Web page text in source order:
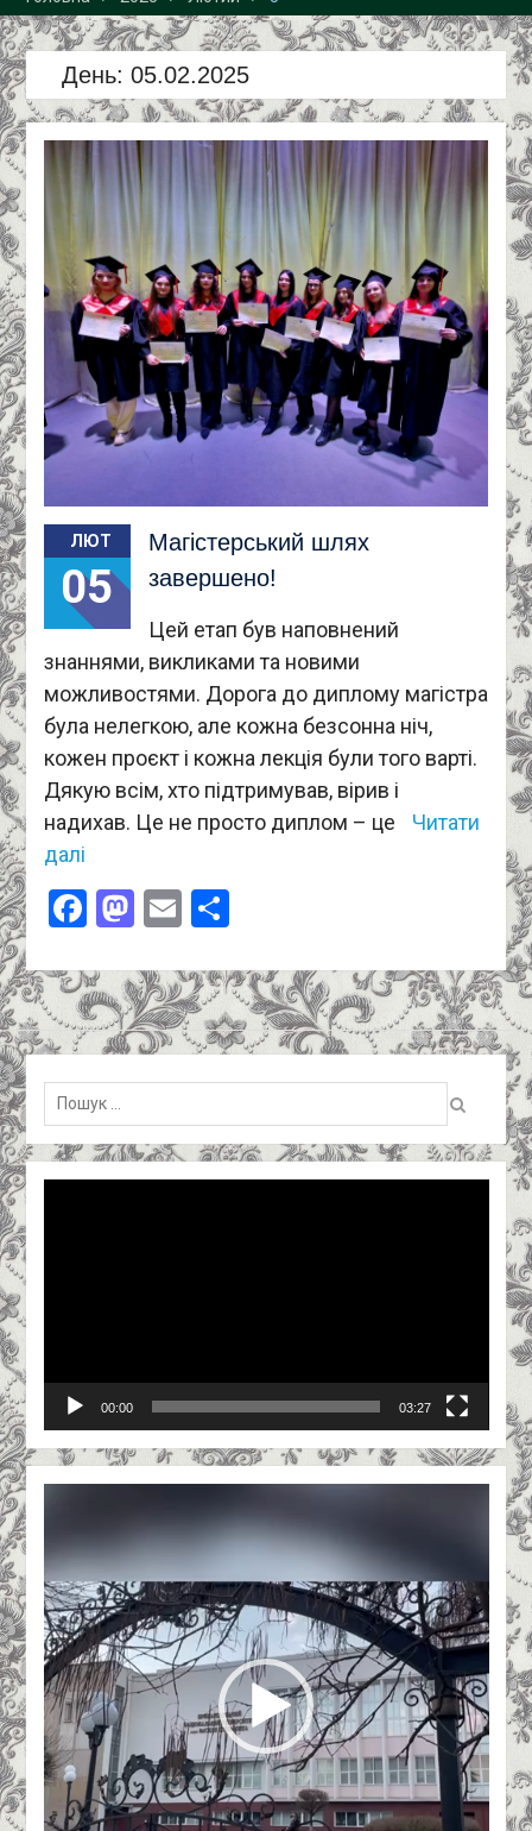
спеціальність «Облік і
оподаткування»!
День: 05.02.2025
ЛЮТ
05
Магістерський шлях
завершено!
Цей етап був наповнений
знаннями, викликами та новими
можливостями. Дорога до диплому магістра
була нелегкою, але кожна безсонна ніч,
кожен проєкт і кожна лекція були того варті.
Дякую всім, хто підтримував, вірив і
надихав. Це не просто диплом – це
Читати
далі
Facebook
Mastodon
EmailПоділитися
Пошук:
00:00 03:27